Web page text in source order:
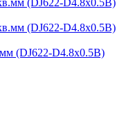
(DJ622-D4.8х0.5B)